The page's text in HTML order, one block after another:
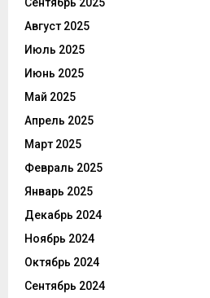
Август 2025
Июль 2025
Июнь 2025
Май 2025
Апрель 2025
Март 2025
Февраль 2025
Январь 2025
Декабрь 2024
Ноябрь 2024
Октябрь 2024
Сентябрь 2024